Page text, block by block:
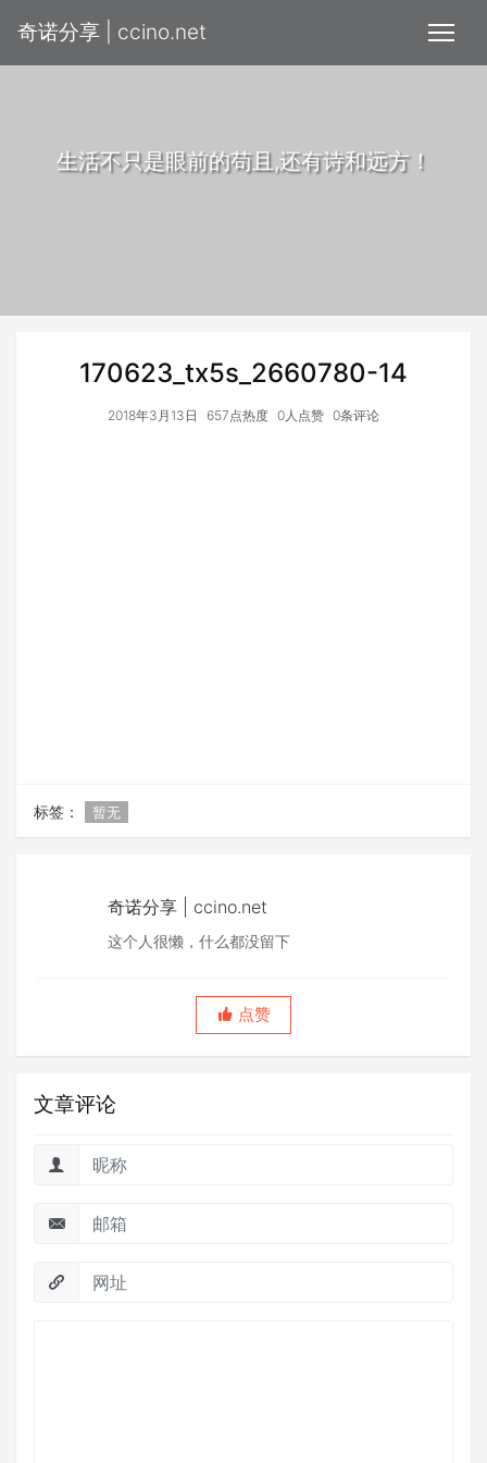
奇诺分享 | ccino.net
生活不只是眼前的苟且,还有诗和远方！
170623_tx5s_2660780-14
2018年3月13日 657点热度 0人点赞 0条评论
标签： 暂无
奇诺分享 | ccino.net
这个人很懒，什么都没留下
点赞
文章评论